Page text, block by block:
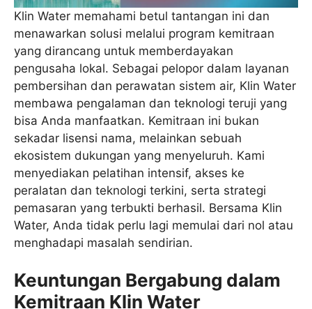
Klin Water memahami betul tantangan ini dan
menawarkan solusi melalui program kemitraan
yang dirancang untuk memberdayakan
pengusaha lokal. Sebagai pelopor dalam layanan
pembersihan dan perawatan sistem air, Klin Water
membawa pengalaman dan teknologi teruji yang
bisa Anda manfaatkan. Kemitraan ini bukan
sekadar lisensi nama, melainkan sebuah
ekosistem dukungan yang menyeluruh. Kami
menyediakan pelatihan intensif, akses ke
peralatan dan teknologi terkini, serta strategi
pemasaran yang terbukti berhasil. Bersama Klin
Water, Anda tidak perlu lagi memulai dari nol atau
menghadapi masalah sendirian.
Keuntungan Bergabung dalam
Kemitraan Klin Water